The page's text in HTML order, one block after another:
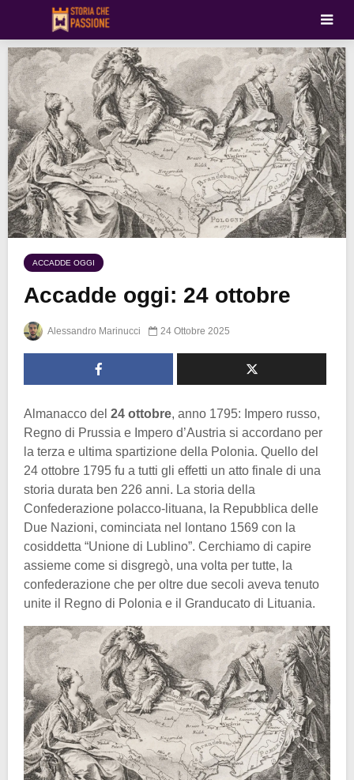
ACCADDE OGGI
Accadde oggi: 24 ottobre
Alessandro Marinucci 24 Ottobre 2025
Almanacco del 24 ottobre, anno 1795: Impero russo,
Regno di Prussia e Impero d’Austria si accordano per
la terza e ultima spartizione della Polonia. Quello del
24 ottobre 1795 fu a tutti gli effetti un atto finale di una
storia durata ben 226 anni. La storia della
Confederazione polacco-lituana, la Repubblica delle
Due Nazioni, cominciata nel lontano 1569 con la
cosiddetta “Unione di Lublino”. Cerchiamo di capire
assieme come si disgregò, una volta per tutte, la
confederazione che per oltre due secoli aveva tenuto
unite il Regno di Polonia e il Granducato di Lituania.